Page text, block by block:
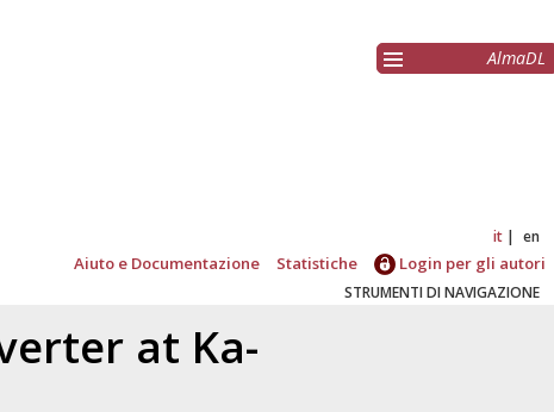
AlmaDL
it en
Aiuto e Documentazione Statistiche Login per gli autori
STRUMENTI DI NAVIGAZIONE
at Ka-